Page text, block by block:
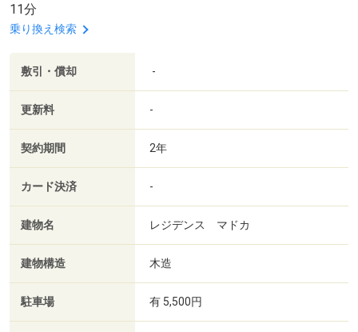
11分
乗り換え検索
敷引・償却 -
更新料 -
契約期間 2年
カード決済 -
建物名 レジデンス マドカ
建物構造 木造
駐車場 有 5,500円